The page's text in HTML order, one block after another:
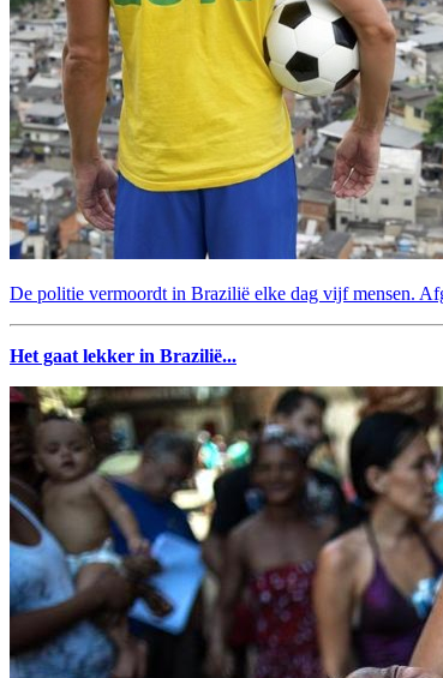
De politie vermoordt in Brazilië elke dag vijf mensen.
Het gaat lekker in Brazilië...